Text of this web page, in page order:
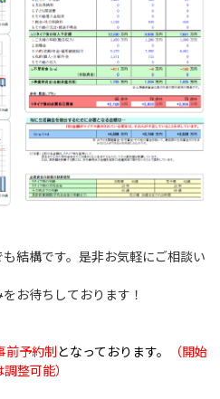
結構です。是非お気軽にご相談い
お待ちしております！
前予約制となっております。
（開始
整可能）